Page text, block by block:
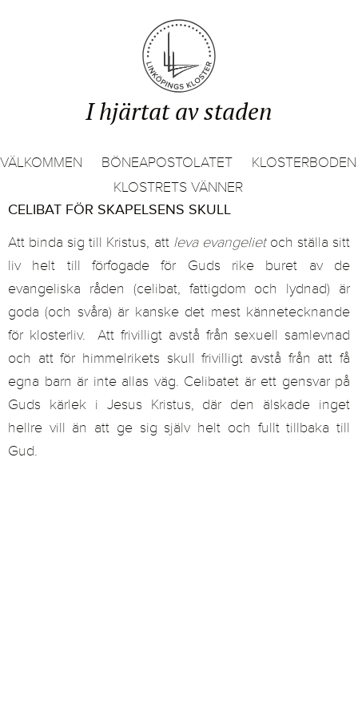
I hjärtat av staden
VÄLKOMMEN BÖNEAPOSTOLATET
KLOSTERBODEN
KLOSTRETS VÄNNER
CELIBAT FÖR SKAPELSENS SKULL
Att binda sig till Kristus, att leva evangeliet och ställa sitt
liv helt till förfogade för Guds rike buret av de
evangeliska råden (celibat, fattigdom och lydnad) är
goda (och svåra) är kanske det mest kännetecknande
för klosterliv. Att frivilligt avstå från sexuell samlevnad
och att för himmelrikets skull frivilligt avstå från att få
egna barn är inte allas väg. Celibatet är ett gensvar på
Guds kärlek i Jesus Kristus, där den älskade inget
hellre vill än att ge sig själv helt och fullt tillbaka till
Gud.